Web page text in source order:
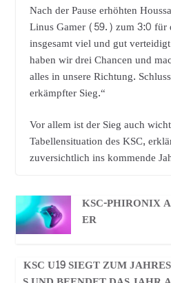
Nach der Pause erhöhten
Linus Gamer (59.) zum 3:0 für
insgesamt viel und gut
haben wir drei Chancen und
alles in unsere Richtung.
erkämpfter Sieg.“
Vor allem ist der Sieg auch
Tabellensituation des KSC,
zuversichtlich ins kommende
KSC-PHIRONIX
ER
KSC U19 SIEGT ZUM